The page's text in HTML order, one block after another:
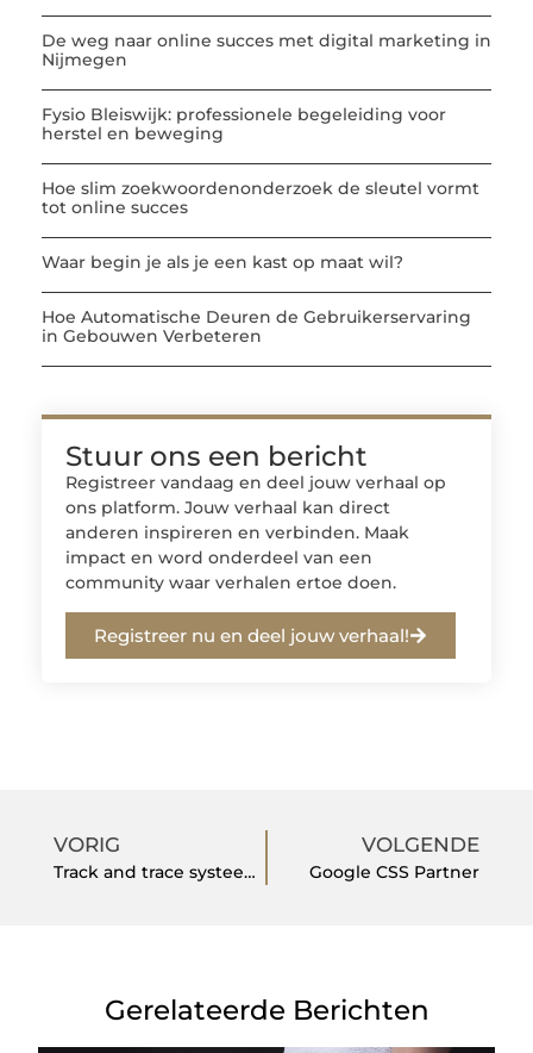
De weg naar online succes met digital marketing in
Nijmegen
Fysio Bleiswijk: professionele begeleiding voor
herstel en beweging
Hoe slim zoekwoordenonderzoek de sleutel vormt
tot online succes
Waar begin je als je een kast op maat wil?
Hoe Automatische Deuren de Gebruikerservaring
in Gebouwen Verbeteren
Stuur ons een bericht
Registreer vandaag en deel jouw verhaal op
ons platform. Jouw verhaal kan direct
anderen inspireren en verbinden. Maak
impact en word onderdeel van een
community waar verhalen ertoe doen.
Registreer nu en deel jouw verhaal!
VORIG
Track and trace systeem is handig
VOLGENDE
Google CSS Partner
Gerelateerde Berichten